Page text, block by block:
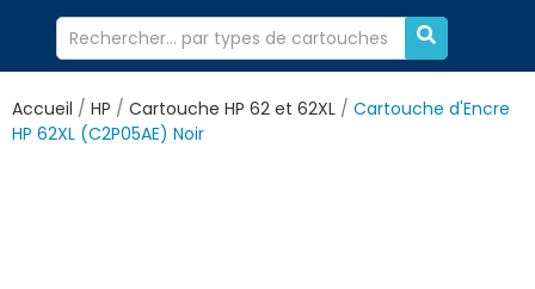
Accueil HP Cartouche HP 62 et 62XL
Cartouche d'Encre
HP 62XL (C2P05AE) Noir